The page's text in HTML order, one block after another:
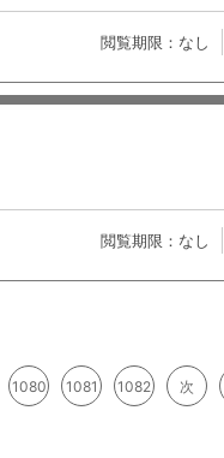
閲覧期限：なし
閲覧期限：なし
1080 1081 1082 次